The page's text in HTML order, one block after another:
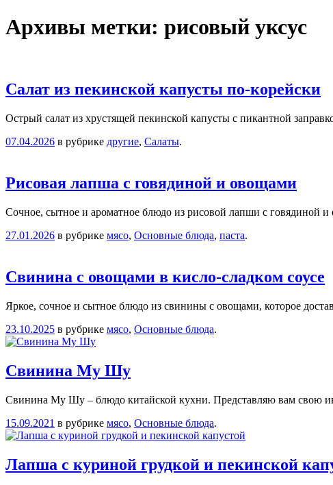
Архивы метки: рисовый уксус
Салат из пекинской капусты по-корейски
Острый салат из хрустящей пекинской капусты с пикантной
07.04.2026 в рубрике другие, Салаты.
Рисовая лапша с говядиной и овощами
Сочное, сытное и ароматное блюдо из рисовой лапши с говядиной
27.01.2026 в рубрике мясо, Основные блюда, паста.
Свинина с овощами в кисло-сладком соусе
Яркое, сочное и сытное блюдо из свинины с овощами, которое
23.10.2025 в рубрике мясо, Основные блюда.
Свинина Му Шу
Свинина Му Шу – блюдо китайской кухни. Представляю вам свою
15.09.2021 в рубрике мясо, Основные блюда.
Лапша с куриной грудкой и пекинской